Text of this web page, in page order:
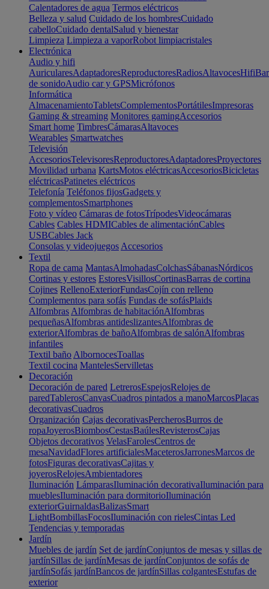
Calentadores de agua Termos eléctricos
Belleza y salud Cuidado de los hombresCuidado
cabelloCuidado dentalSalud y bienestar
Limpieza Limpieza a vaporRobot limpiacristales
Electrónica
Audio y hifi
AuricularesAdaptadoresReproductoresRadiosAltavocesHifi
de sonidoAudio car y GPSMicrófonos
Informática
AlmacenamientoTabletsComplementosPortátilesImpresoras
Gaming & streaming Monitores gamingAccesorios
Smart home TimbresCámarasAltavoces
Wearables Smartwatches
Televisión
AccesoriosTelevisoresReproductoresAdaptadoresProyectores
Movilidad urbana KartsMotos eléctricasAccesoriosBicicletas
eléctricasPatinetes eléctricos
Telefonía Teléfonos fijosGadgets y
complementosSmartphones
Foto y vídeo Cámaras de fotosTrípodesVideocámaras
Cables Cables HDMICables de alimentaciónCables
USBCables Jack
Consolas y videojuegos Accesorios
Textil
Ropa de cama MantasAlmohadasColchasSábanasNórdicos
Cortinas y estores EstoresVisillosCortinasBarras de cortina
Cojines RellenoExteriorFundasCojín con relleno
Complementos para sofás Fundas de sofásPlaids
Alfombras Alfombras de habitaciónAlfombras
pequeñasAlfombras antideslizantesAlfombras de
exteriorAlfombras de bañoAlfombras de salónAlfombras
infantiles
Textil baño AlbornocesToallas
Textil cocina MantelesServilletas
Decoración
Decoración de pared LetrerosEspejosRelojes de
paredTablerosCanvasCuadros pintados a manoMarcosPlacas
decorativasCuadros
Organización Cajas decorativasPercherosBurros de
ropaJoyerosBiombosCestasBaúlesRevisterosCajas
Objetos decorativos VelasFarolesCentros de
mesaNavidadFlores artificialesMaceterosJarronesMarcos de
fotosFiguras decorativasCajitas y
joyerosRelojesAmbientadores
Iluminación LámparasIluminación decorativaIluminación para
mueblesIluminación para dormitorioIluminación
exteriorGuirnaldasBalizasSmart
LightBombillasFocosIluminación con rielesCintas Led
Tendencias y temporadas
Jardín
Muebles de jardín Set de jardínConjuntos de mesas y sillas de
jardínSillas de jardínMesas de jardínConjuntos de sofás de
jardínSofás jardínBancos de jardínSillas colgantesEstufas de
exterior